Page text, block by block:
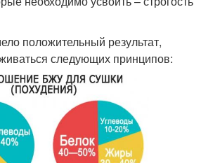
положительный результат,
следующих принципов: